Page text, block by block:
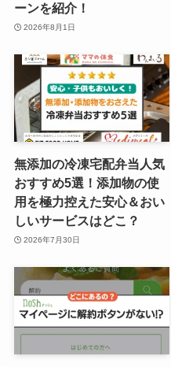
ーンを紹介！
2026年8月1日
無添加の冷凍宅配弁当人気
おすすめ5選！添加物の使
用を極力控えた安心＆おい
しいサービスはどこ？
2026年7月30日